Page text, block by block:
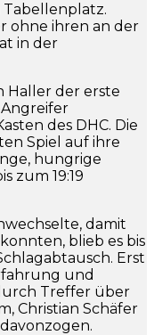
Tabellenplatz.
ohne ihren an der
in der
Haller der erste
des DHC. Die
Spiel auf ihre
hungrige
zum 19:19
damit
blieb es bis
Erst
und
Treffer über
Christian Schäfer